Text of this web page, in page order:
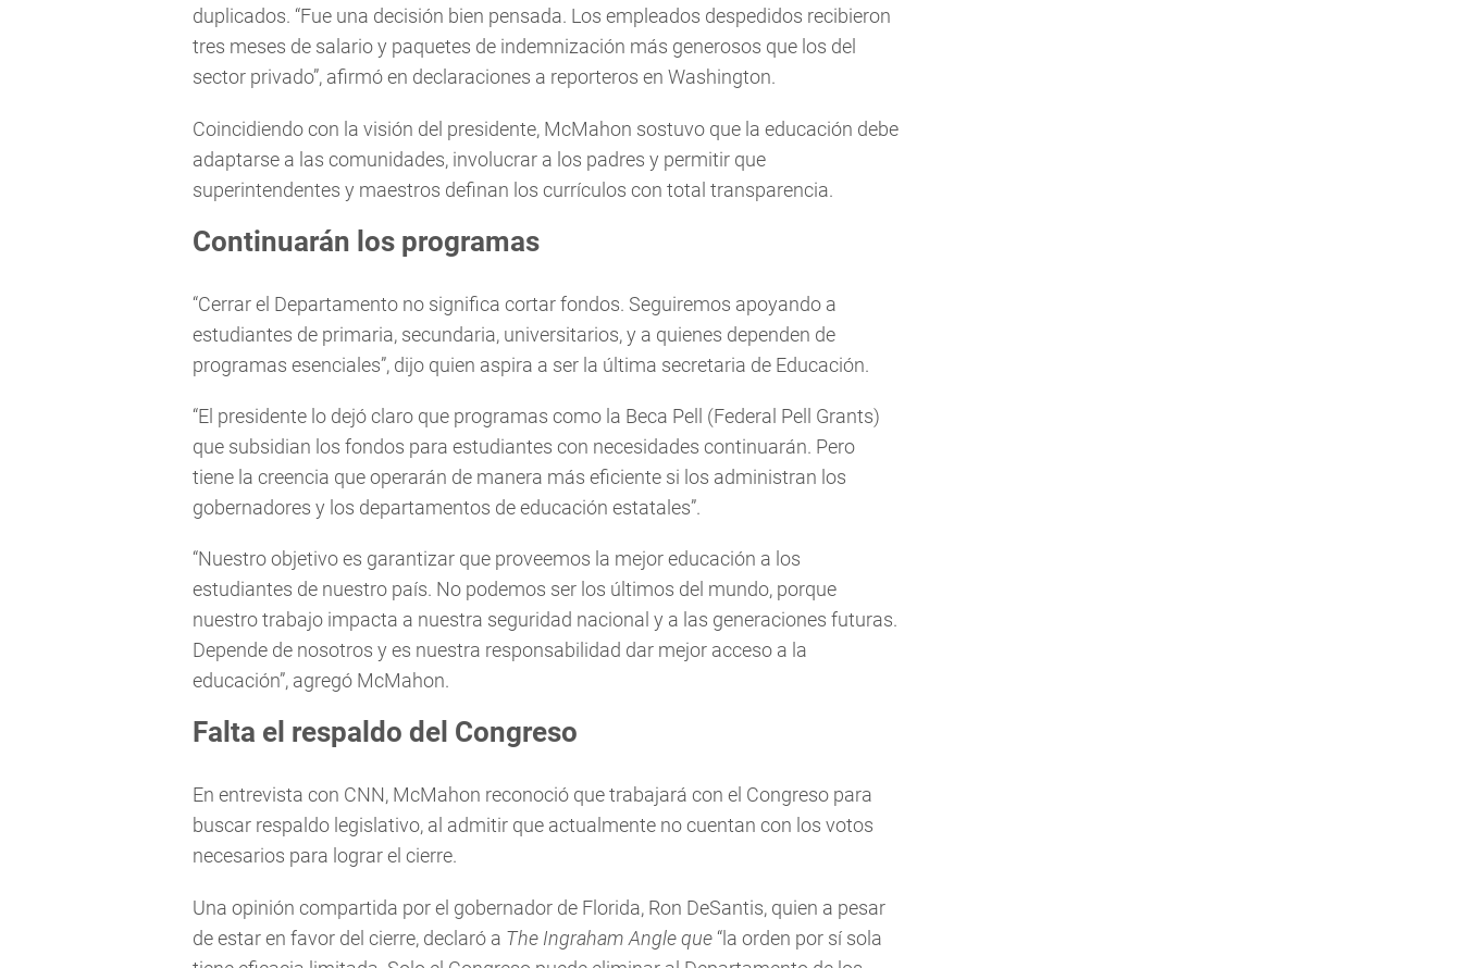
duplicados. “Fue una decisión bien pensada. Los empleados despedidos recibieron
tres meses de salario y paquetes de indemnización más generosos que los del
sector privado”, afirmó en declaraciones a reporteros en Washington.
Coincidiendo con la visión del presidente, McMahon sostuvo que la educación debe
adaptarse a las comunidades, involucrar a los padres y permitir que
superintendentes y maestros definan los currículos con total transparencia.
Continuarán los programas
“Cerrar el Departamento no significa cortar fondos. Seguiremos apoyando a
estudiantes de primaria, secundaria, universitarios, y a quienes dependen de
programas esenciales”, dijo quien aspira a ser la última secretaria de Educación.
“El presidente lo dejó claro que programas como la Beca Pell (Federal Pell Grants)
que subsidian los fondos para estudiantes con necesidades continuarán. Pero
tiene la creencia que operarán de manera más eficiente si los administran los
gobernadores y los departamentos de educación estatales”.
“Nuestro objetivo es garantizar que proveemos la mejor educación a los
estudiantes de nuestro país. No podemos ser los últimos del mundo, porque
nuestro trabajo impacta a nuestra seguridad nacional y a las generaciones futuras.
Depende de nosotros y es nuestra responsabilidad dar mejor acceso a la
educación”, agregó McMahon.
Falta el respaldo del Congreso
En entrevista con CNN, McMahon reconoció que trabajará con el Congreso para
buscar respaldo legislativo, al admitir que actualmente no cuentan con los votos
necesarios para lograr el cierre.
Una opinión compartida por el gobernador de Florida, Ron DeSantis, quien a pesar
de estar en favor del cierre, declaró a The Ingraham Angle que “la orden por sí sola